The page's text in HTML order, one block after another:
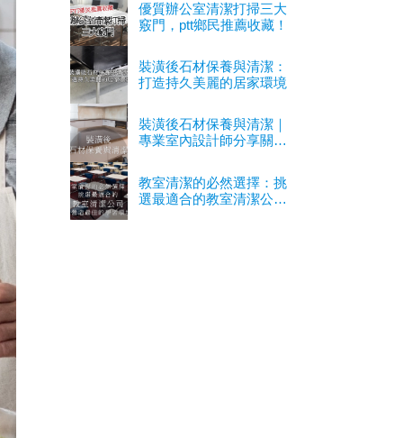
優質辦公室清潔打掃三大
竅門，ptt鄉民推薦收藏！
裝潢後石材保養與清潔：
打造持久美麗的居家環境
裝潢後石材保養與清潔｜
專業室內設計師分享關鍵
教室清潔的必然選擇：挑
選最適合的教室清潔公司